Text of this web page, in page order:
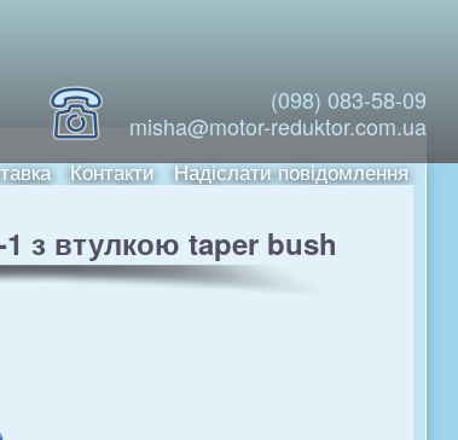
(098) 083-58-09
misha@motor-reduktor.com.ua
Контакти Надіслати повідомлення
з втулкою taper bush